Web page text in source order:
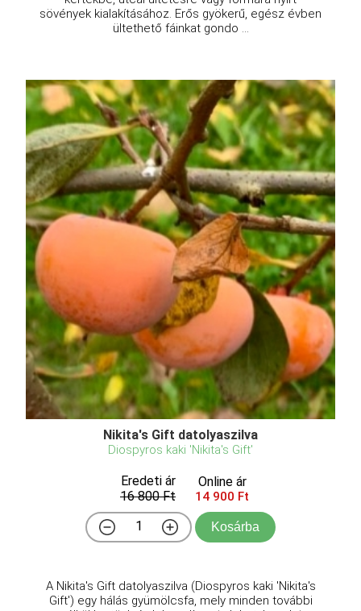
sövények kialakításához. Erős gyökerű, egész évben
ültethető fáinkat gondo ...
Nikita's Gift datolyaszilva
Diospyros kaki 'Nikita's Gift'
Eredeti ár
16 800 Ft
Online ár
14 900 Ft
Kosárba
A Nikita's Gift datolyaszilva (Diospyros kaki 'Nikita's
Gift') egy hálás gyümölcsfa, mely minden további